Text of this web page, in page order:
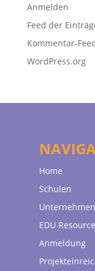
Anmelden
Feed der
Kommentar-
WordPress.org
Home
Schulen
Unternehmen
EDU
Anmeldung